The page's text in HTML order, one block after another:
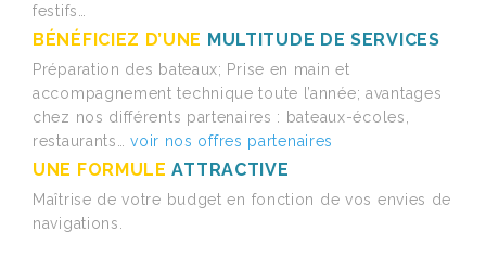
festifs…
BÉNÉFICIEZ D’UNE MULTITUDE DE SERVICES
Préparation des bateaux; Prise en main et
accompagnement technique toute l’année; avantages
chez nos différents partenaires : bateaux-écoles,
restaurants…voir nos offres partenaires
UNE FORMULE ATTRACTIVE
Maîtrise de votre budget en fonction de vos envies de
navigations.